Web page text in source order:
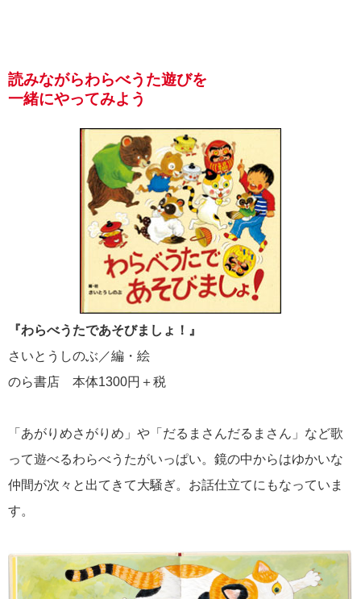
読みながらわらべうた遊びを
一緒にやってみよう
『わらべうたであそびましょ！』
さいとうしのぶ／編・絵
のら書店 本体1300円＋税
「あがりめさがりめ」や「だるまさんだるまさん」など歌
って遊べるわらべうたがいっぱい。鏡の中からはゆかいな
仲間が次々と出てきて大騒ぎ。お話仕立てにもなっていま
す。